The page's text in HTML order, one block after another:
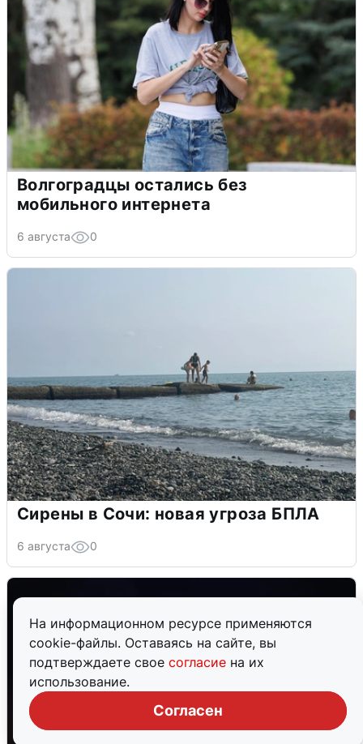
На информационном ресурсе применяются
cookie-файлы. Оставаясь на сайте, вы
подтверждаете свое согласие на их
использование.
Согласен
Волгоградцы остались без
мобильного интернета
6 августа 0
Сирены в Сочи: новая угроза БПЛА
6 августа 0